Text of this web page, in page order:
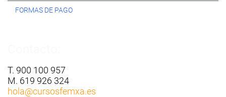
FORMAS DE PAGO
T. 900 100 957
M. 619 926 324
hola@cursosfemxa.es